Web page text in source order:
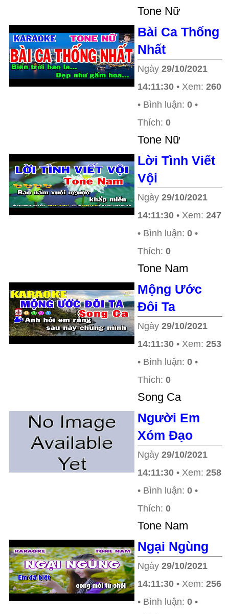
Tone Nữ
Bài Ca Thống
Nhất
Ngày 29/10/2021
14:11:30 • Xem: 260
• Bình luận: 0 •
Thích: 0
Tone Nữ
Lời Tình Viết
Vội
Ngày 29/10/2021
14:11:30 • Xem: 247
• Bình luận: 0 •
Thích: 0
Tone Nam
Mộng Ước
Đôi Ta
Ngày 29/10/2021
14:11:30 • Xem: 253
• Bình luận: 0 •
Thích: 0
Song Ca
Người Em
Xóm Đạo
Ngày 29/10/2021
14:11:30 • Xem: 258
• Bình luận: 0 •
Thích: 0
Tone Nam
Ngại Ngùng
Ngày 29/10/2021
14:11:30 • Xem: 256
• Bình luận: 0 •